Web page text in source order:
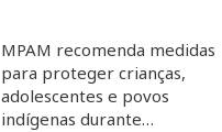
MPAM recomenda medidas
para proteger crianças,
adolescentes e povos
indígenas durante…